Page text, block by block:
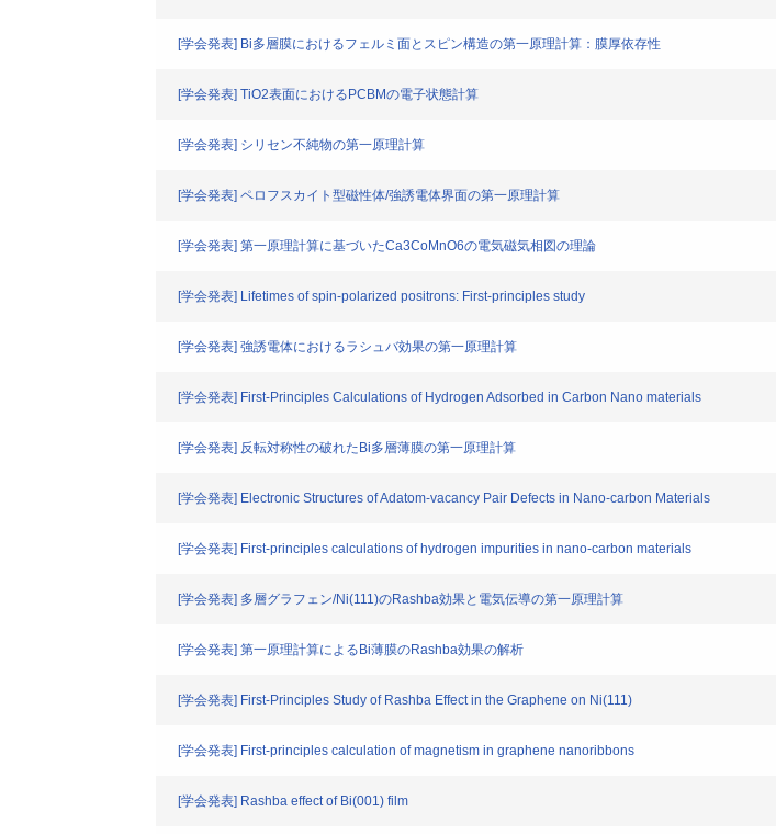
[学会発表] Bi多層膜におけるフェルミ面とスピン構造の第一原理計算：膜厚依存性
[学会発表] TiO2表面におけるPCBMの電子状態計算
[学会発表] シリセン不純物の第一原理計算
[学会発表] ペロフスカイト型磁性体/強誘電体界面の第一原理計算
[学会発表] 第一原理計算に基づいたCa3CoMnO6の電気磁気相図の理論
[学会発表] Lifetimes of spin-polarized positrons: First-principles study
[学会発表] 強誘電体におけるラシュバ効果の第一原理計算
[学会発表] First-Principles Calculations of Hydrogen Adsorbed in Carbon Nano materials
[学会発表] 反転対称性の破れたBi多層薄膜の第一原理計算
[学会発表] Electronic Structures of Adatom-vacancy Pair Defects in Nano-carbon Materials
[学会発表] First-principles calculations of hydrogen impurities in nano-carbon materials
[学会発表] 多層グラフェン/Ni(111)のRashba効果と電気伝導の第一原理計算
[学会発表] 第一原理計算によるBi薄膜のRashba効果の解析
[学会発表] First-Principles Study of Rashba Effect in the Graphene on Ni(111)
[学会発表] First-principles calculation of magnetism in graphene nanoribbons
[学会発表] Rashba effect of Bi(001) film